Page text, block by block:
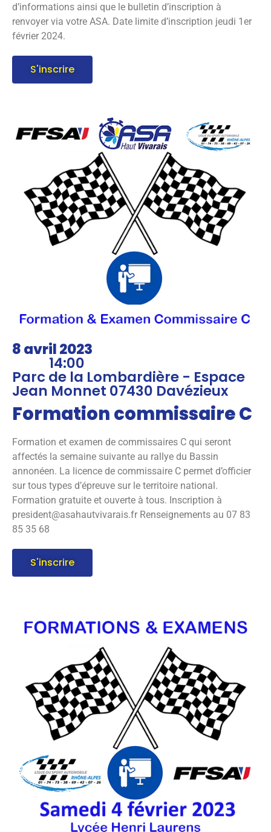
d’informations ainsi que le bulletin d’inscription à
renvoyer via votre ASA. Date limite d’inscription jeudi 1er
février 2024.
S'inscrire
8 avril 2023
14:00
Parc de la Lombardière - Espace
Jean Monnet 07430 Davézieux
Formation commissaire C
Formation et examen de commissaires C qui seront
affectés la semaine suivante au rallye du Bassin
annonéen. La licence de commissaire C permet d’officier
sur tous types d’épreuve sur le territoire national.
Formation gratuite et ouverte à tous. Inscription à
president@asahautvivarais.fr Renseignements au 07 83
85 35 68
S'inscrire